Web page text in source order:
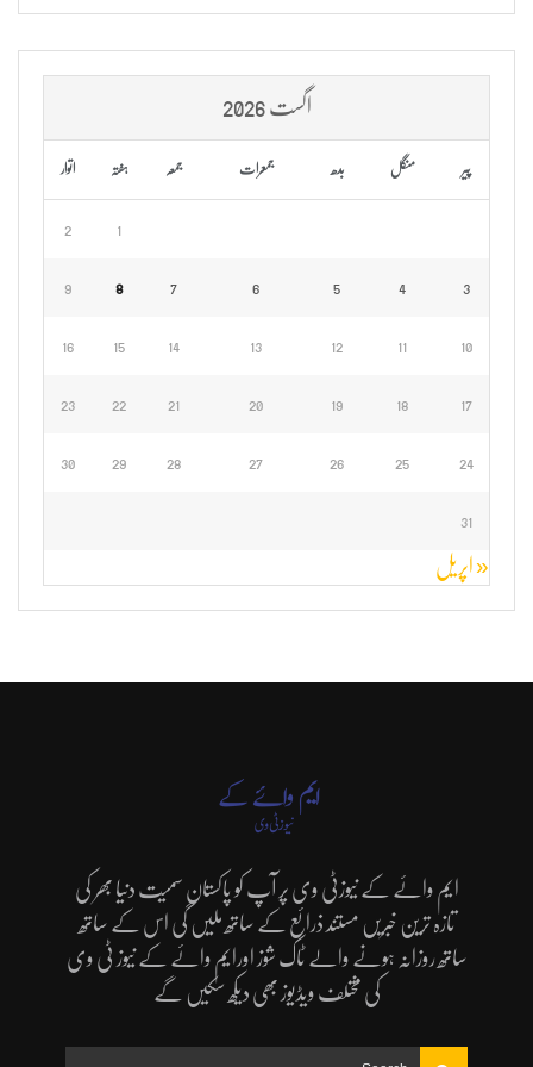
اگست 2026
پیر منگل بدھ جمعرات جمعہ ہفتہ اتوار
1
2
3
4
5
6
7
8
9
10
11
12
13
14
15
16
17
18
19
20
21
22
23
24
25
26
27
28
29
30
31
« اپریل
ایم وائے کے نیوزٹی وی پر آپ کو پاکستان سمیت دنیا بھر کی
تازہ ترین خبریں مستند ذرائع کے ساتھ ملیں گی اس کے ساتھ
ساتھ روزانہ ہونے والے ٹاک شوز اورایم وائے کے نیوز ٹی وی
کی مختلف ویڈیوز بھی دیکھ سکیں گے